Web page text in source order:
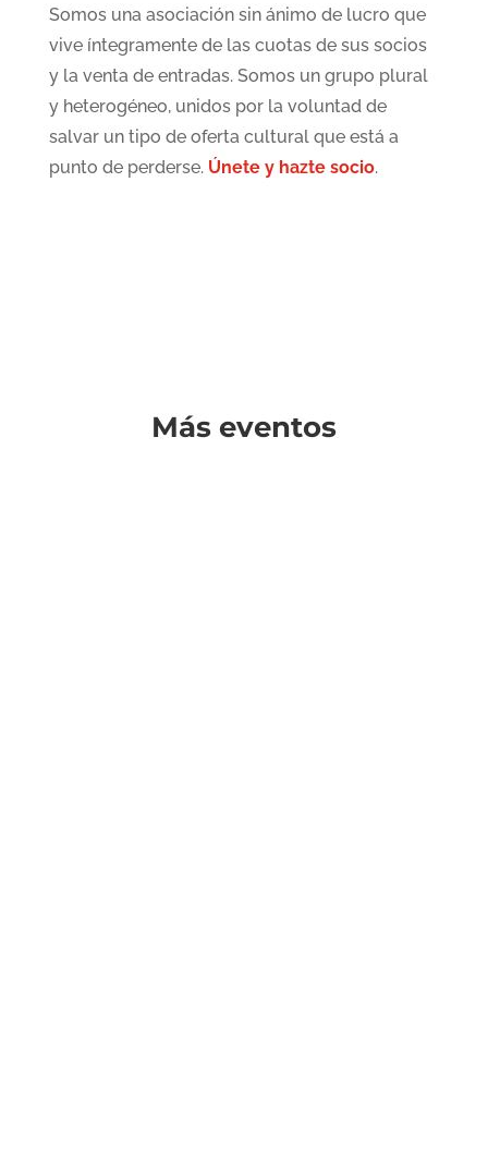
Somos una asociación sin ánimo de lucro que
vive íntegramente de las cuotas de sus socios
y la venta de entradas. Somos un grupo plural
y heterogéneo, unidos por la voluntad de
salvar un tipo de oferta cultural que está a
punto de perderse. Únete y hazte socio.
Más eventos